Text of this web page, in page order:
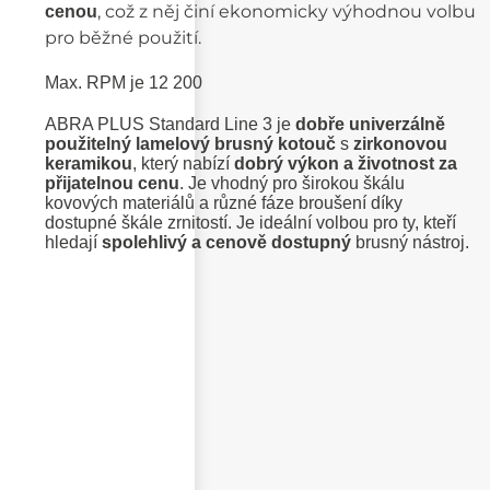
cenou, což z něj činí ekonomicky výhodnou volbu
pro běžné použití.
Max. RPM je 12 200
ABRA PLUS Standard Line 3 jedobře univerzálně
použitelný lamelový brusný kotouč szirkonovou
keramikou, který nabízídobrý výkon a životnost za
přijatelnou cenu. Je vhodný pro širokou škálu
kovových materiálů a různé fáze broušení díky
dostupné škále zrnitostí. Je ideální volbou pro ty, kteří
hledajíspolehlivý a cenově dostupný brusný nástroj.